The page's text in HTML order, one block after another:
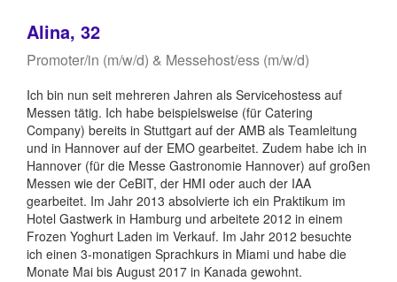
Alina, 32
Promoter/in (m/w/d) & Messehost/ess (m/w/d)
Ich bin nun seit mehreren Jahren als Servicehostess auf
Messen tätig. Ich habe beispielsweise (für Catering
Company) bereits in Stuttgart auf der AMB als Teamleitung
und in Hannover auf der EMO gearbeitet. Zudem habe ich in
Hannover (für die Messe Gastronomie Hannover) auf großen
Messen wie der CeBIT, der HMI oder auch der IAA
gearbeitet. Im Jahr 2013 absolvierte ich ein Praktikum im
Hotel Gastwerk in Hamburg und arbeitete 2012 in einem
Frozen Yoghurt Laden im Verkauf. Im Jahr 2012 besuchte
ich einen 3-monatigen Sprachkurs in Miami und habe die
Monate Mai bis August 2017 in Kanada gewohnt.